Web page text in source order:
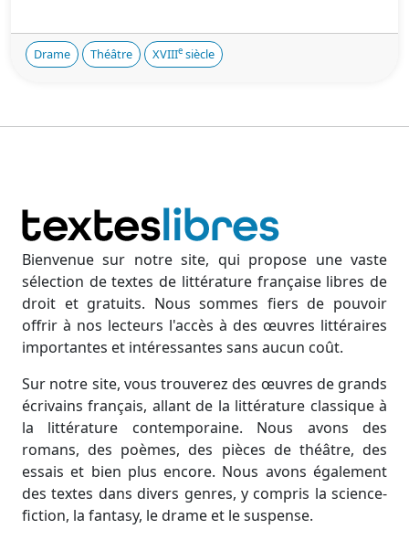
Drame Théâtre XVIIIe siècle
Bienvenue sur notre site, qui propose une vaste
sélection de textes de littérature française libres de
droit et gratuits. Nous sommes fiers de pouvoir
offrir à nos lecteurs l'accès à des œuvres littéraires
importantes et intéressantes sans aucun coût.
Sur notre site, vous trouverez des œuvres de grands
écrivains français, allant de la littérature classique à
la littérature contemporaine. Nous avons des
romans, des poèmes, des pièces de théâtre, des
essais et bien plus encore. Nous avons également
des textes dans divers genres, y compris la science-
fiction, la fantasy, le drame et le suspense.